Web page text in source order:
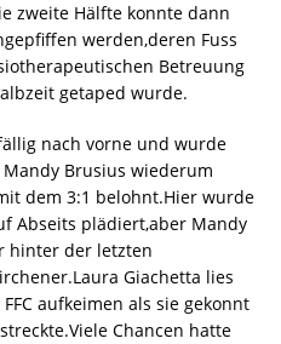
zweite Hälfte konnte dann
werden,deren Fuss
Betreuung
getaped wurde.
nach vorne und wurde
Brusius wiederum
dem 3:1 belohnt.Hier wurde
Abseits plädiert,aber Mandy
hinter der letzten
Giachetta lies
aufkeimen als sie gekonnt
Chancen hatte